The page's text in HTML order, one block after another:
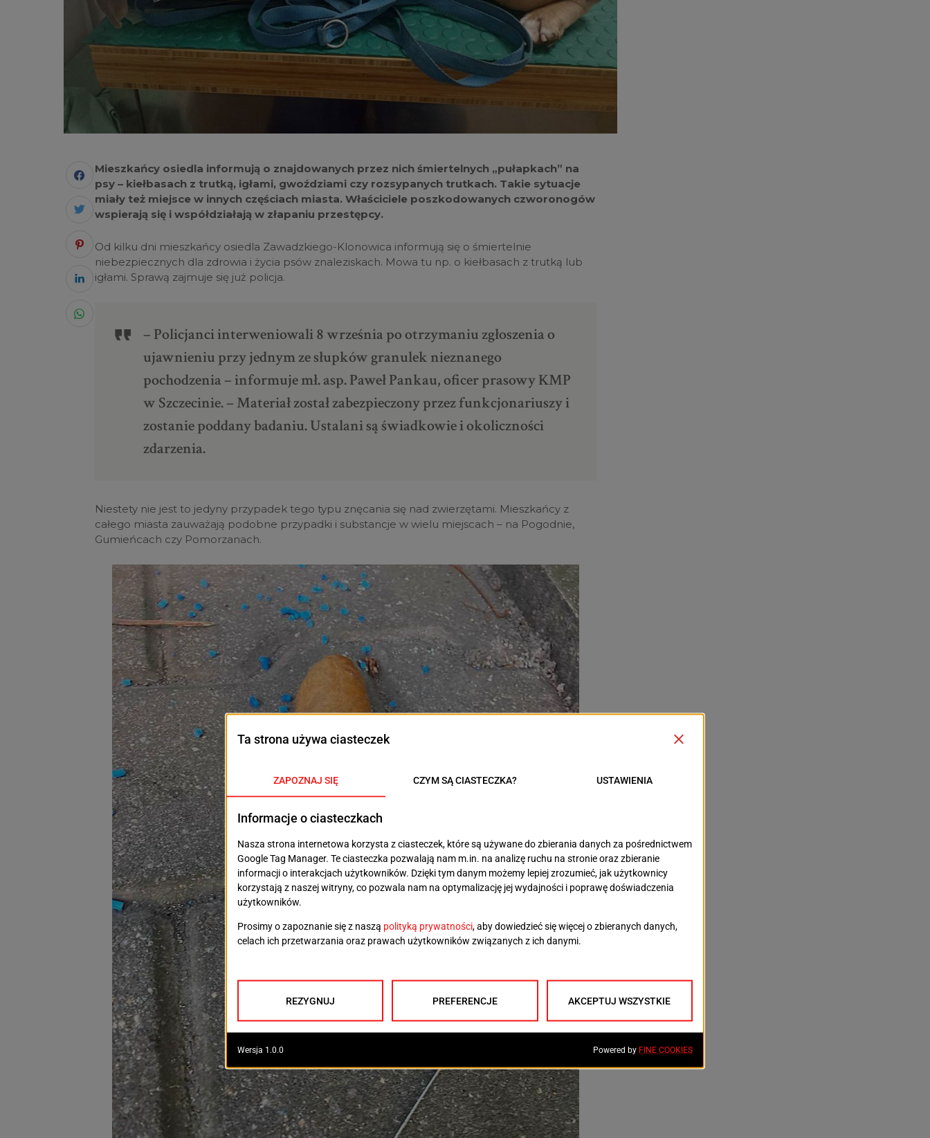
Mieszkańcy osiedla informują o znajdowanych przez nich śmiertelnych „pułapkach” na
psy – kiełbasach z trutką, igłami, gwoździami czy rozsypanych trutkach. Takie sytuacje
miały też miejsce w innych częściach miasta. Właściciele poszkodowanych czworonogów
wspierają się i współdziałają w złapaniu przestępcy.
Od kilku dni mieszkańcy osiedla Zawadzkiego-Klonowica informują się o śmiertelnie
niebezpiecznych dla zdrowia i życia psów znaleziskach. Mowa tu np. o kiełbasach z trutką lub
igłami. Sprawą zajmuje się już policja.
– Policjanci interweniowali 8 września po otrzymaniu zgłoszenia o
ujawnieniu przy jednym ze słupków granulek nieznanego
pochodzenia – informujemł. asp. Paweł Pankau, oficer prasowy KMP
w Szczecinie. – Materiał został zabezpieczony przez funkcjonariuszy i
zostanie poddany badaniu. Ustalani są świadkowie i okoliczności
zdarzenia.
Niestety nie jest to jedyny przypadek tego typu znęcania się nad zwierzętami. Mieszkańcy z
całego miasta zauważają podobne przypadki i substancje w wielu miejscach – na Pogodnie,
Gumieńcach czy Pomorzanach.